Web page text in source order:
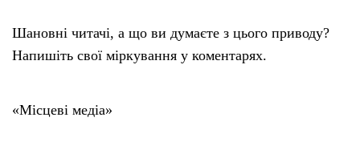
Шановні читачі, а що ви думаєте з цього приводу?
Напишіть свої міркування у коментарях.
«Місцеві медіа»